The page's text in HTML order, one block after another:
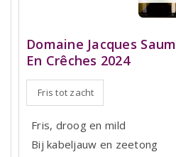
Domaine Jacques
En Crêches 2024
Fris tot zacht
Fris, droog en mild
Bij kabeljauw en zeetong